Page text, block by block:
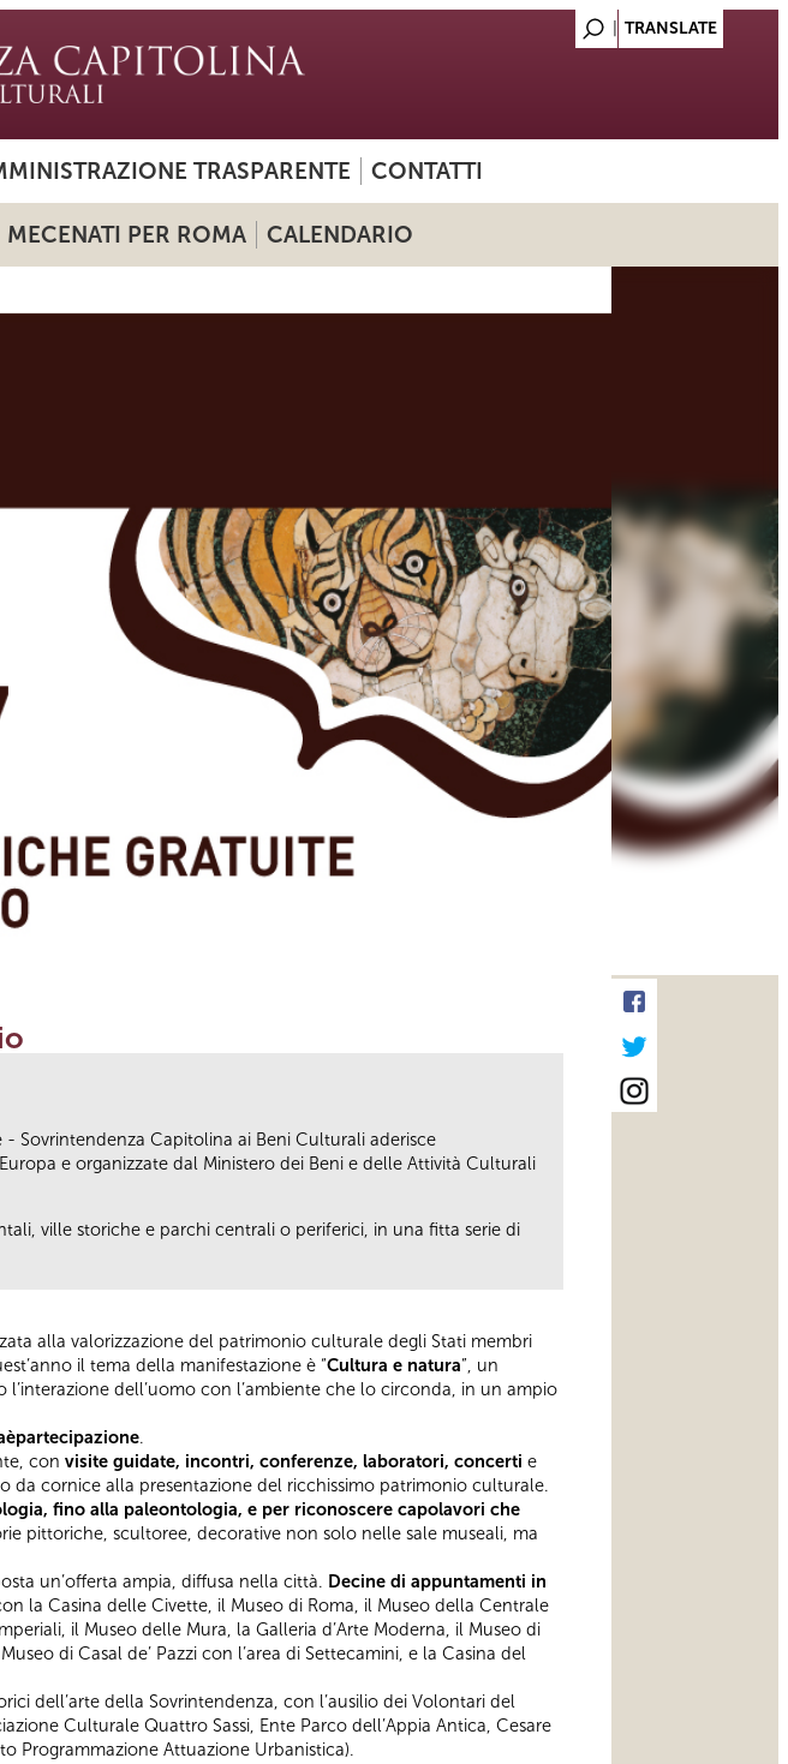
TRASPARENTE CONTATTI
MECENATI PER ROMA CALENDARIO
- Sovrintendenza Capitolina ai Beni Culturali aderisce
e organizzate dal Ministero dei Beni e delle Attività Culturali
ville storiche e parchi centrali o periferici, in una fitta serie di
alla valorizzazione del patrimonio culturale degli Stati membri
il tema della manifestazione è “Cultura e natura”, un
dell’uomo con l’ambiente che lo circonda, in un ampio
.
con visite guidate, incontri, conferenze, laboratori, concerti e
da cornice alla presentazione del ricchissimo patrimonio culturale.
fino alla paleontologia, e per riconoscere capolavori che
pittoriche, scultoree, decorative non solo nelle sale museali, ma
un’offerta ampia, diffusa nella città. Decine di appuntamenti in
la Casina delle Civette, il Museo di Roma, il Museo della Centrale
il Museo delle Mura, la Galleria d’Arte Moderna, il Museo di
di Casal de’ Pazzi con l’area di Settecamini, e la Casina del
dell’arte della Sovrintendenza, con l’ausilio dei Volontari del
Culturale Quattro Sassi, Ente Parco dell’Appia Antica, Cesare
Programmazione Attuazione Urbanistica).